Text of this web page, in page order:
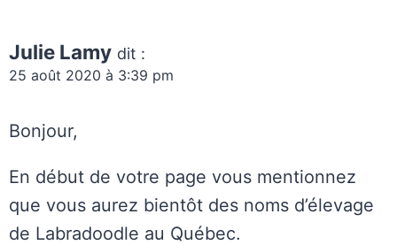
Julie Lamy dit :
25 août 2020 à 3:39 pm
Bonjour,
En début de votre page vous mentionnez
que vous aurez bientôt des noms d’élevage
de Labradoodle au Québec.